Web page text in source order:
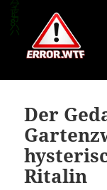
Der
Ritalin